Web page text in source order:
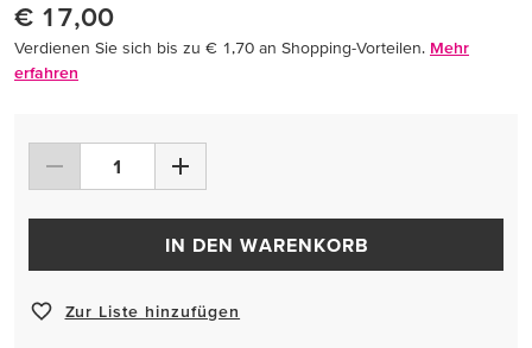
€ 17,00
Verdienen Sie sich bis zu € 1,70 an Shopping-Vorteilen. Mehr
erfahren
IN DEN WARENKORB
Zur Liste hinzufügen